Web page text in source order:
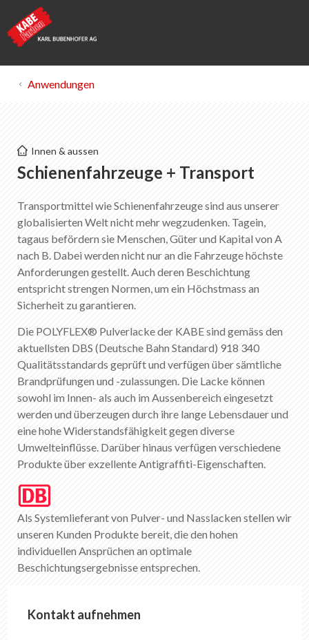
Schienenfahrzeuge + Transport
Merkliste 0
Über KABE Farben
Downloads
Anwendungen
Innen & aussen
Schienenfahrzeuge + Transport
Transportmittel wie Schienenfahrzeuge sind aus unserer
globalisierten Welt nicht mehr wegzudenken. Tagein,
tagaus befördern sie Menschen, Güter und Kapital von A
nach B. Dabei werden nicht nur an die Fahrzeuge höchste
Anforderungen gestellt. Auch deren Beschichtung
entspricht strengen Normen, um ein Höchstmass an
Sicherheit zu garantieren.
Die POLYFLEX® Pulverlacke der KABE sind gemäss den
aktuellsten DBS (Deutsche Bahn Standard) 918 340
Qualitätsstandards geprüft und verfügen über sämtliche
Brandprüfungen und -zulassungen. Die Lacke können
sowohl im Innen- als auch im Aussenbereich eingesetzt
werden und überzeugen durch ihre lange Lebensdauer und
eine hohe Widerstandsfähigkeit gegen diverse
Umwelteinflüsse. Darüber hinaus verfügen verschiedene
Produkte über exzellente Antigraffiti-Eigenschaften.
Als Systemlieferant von Pulver- und Nasslacken stellen wir
unseren Kunden Produkte bereit, die den hohen
individuellen Ansprüchen an optimale
Beschichtungsergebnisse entsprechen.
Kontakt aufnehmen